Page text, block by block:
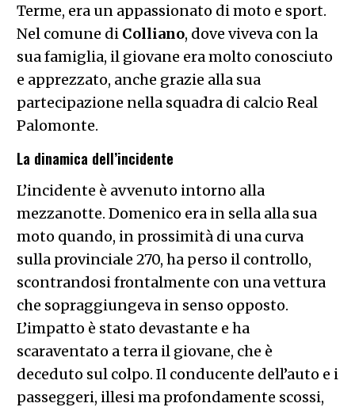
Terme, era un appassionato di moto e sport.
Nel comune di Colliano, dove viveva con la
sua famiglia, il giovane era molto conosciuto
e apprezzato, anche grazie alla sua
partecipazione nella squadra di calcio Real
Palomonte.
La dinamica dell’incidente
L’incidente è avvenuto intorno alla
mezzanotte. Domenico era in sella alla sua
moto quando, in prossimità di una curva
sulla provinciale 270, ha perso il controllo,
scontrandosi frontalmente con una vettura
che sopraggiungeva in senso opposto.
L’impatto è stato devastante e ha
scaraventato a terra il giovane, che è
deceduto sul colpo. Il conducente dell’auto e i
passeggeri, illesi ma profondamente scossi,